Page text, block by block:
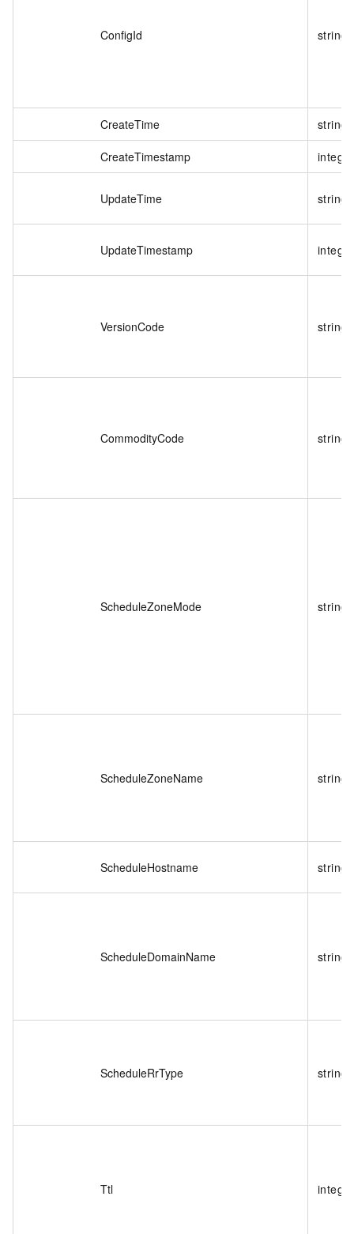
ConfigId string
CreateTime string
CreateTimestamp integer
UpdateTime string
UpdateTimestamp integer
VersionCode string
CommodityCode string
ScheduleZoneMode string
ScheduleZoneName string
ScheduleHostname string
ScheduleDomainName string
ScheduleRrType string
Ttl integer